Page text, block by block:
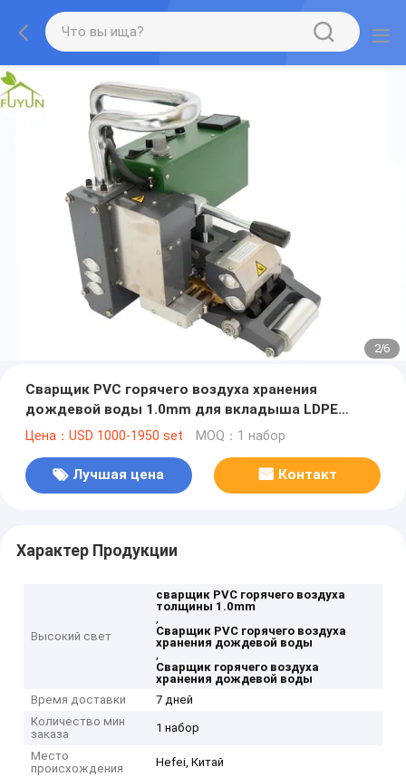
2/6
Сварщик PVC горячего воздуха хранения
дождевой воды 1.0mm для вкладыша LDPE
Geomembrane HDPE PE
Цена：USD 1000-1950 set MOQ：1 набор
Лучшая цена Контакт
Характер Продукции
Высокий свет
сварщик PVC горячего воздуха
толщины 1.0mm
,
Сварщик PVC горячего воздуха
хранения дождевой воды
,
Сварщик горячего воздуха
хранения дождевой воды
Время доставки
7 дней
Количество мин
заказа
1 набор
Место
происхождения
Hefei, Китай